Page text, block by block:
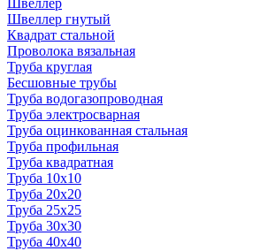
Швеллер
Швеллер гнутый
Квадрат стальной
Проволока вязальная
Труба круглая
Бесшовные трубы
Труба водогазопроводная
Труба электросварная
Труба оцинкованная стальная
Труба профильная
Труба квадратная
Труба 10x10
Труба 20x20
Труба 25x25
Труба 30x30
Труба 40x40